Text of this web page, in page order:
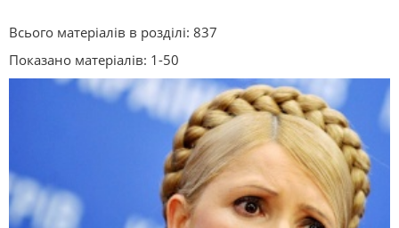
Всього матеріалів в розділі: 837
Показано матеріалів: 1-50